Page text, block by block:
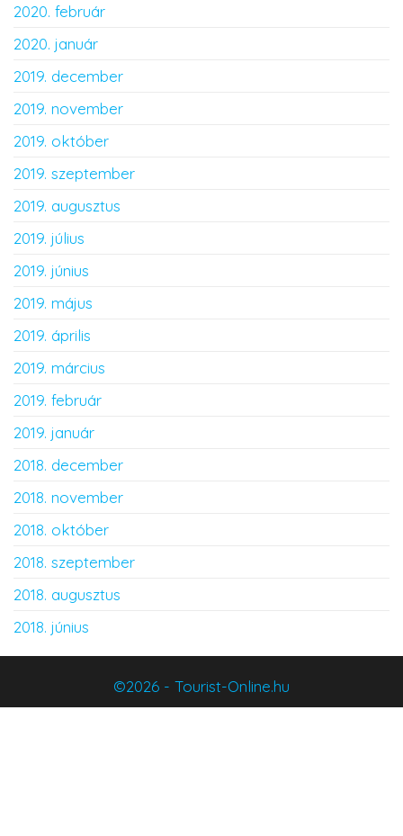
2020. február
2020. január
2019. december
2019. november
2019. október
2019. szeptember
2019. augusztus
2019. július
2019. június
2019. május
2019. április
2019. március
2019. február
2019. január
2018. december
2018. november
2018. október
2018. szeptember
2018. augusztus
2018. június
©2026 - Tourist-Online.hu